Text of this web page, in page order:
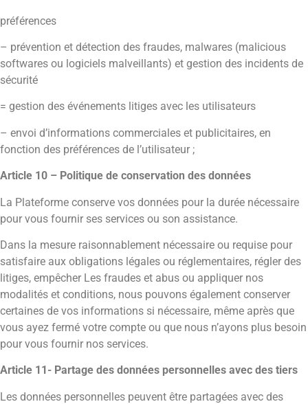
préférences
– prévention et détection des fraudes, malwares (malicious
softwares ou logiciels malveillants) et gestion des incidents de
sécurité
= gestion des événements litiges avec les utilisateurs
– envoi d’informations commerciales et publicitaires, en
fonction des préférences de l’utilisateur ;
Article 10 – Politique de conservation des données
La Plateforme conserve vos données pour la durée nécessaire
pour vous fournir ses services ou son assistance.
Dans la mesure raisonnablement nécessaire ou requise pour
satisfaire aux obligations légales ou réglementaires, régler des
litiges, empêcher Les fraudes et abus ou appliquer nos
modalités et conditions, nous pouvons également conserver
certaines de vos informations si nécessaire, même après que
vous ayez fermé votre compte ou que nous n’ayons plus besoin
pour vous fournir nos services.
Article 11- Partage des données personnelles avec des tiers
Les données personnelles peuvent être partagées avec des